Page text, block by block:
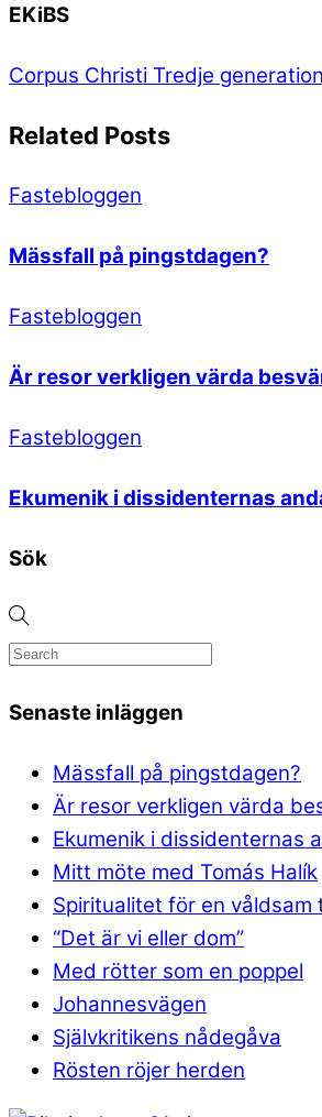
EKiBS
Corpus Christi Tredje
Related Posts
Fastebloggen
Mässfall på pingstdagen?
Fastebloggen
Är resor verkligen värda
Fastebloggen
Ekumenik i dissidenternas
Sök
Senaste inläggen
Mässfall på pingstdagen?
Är resor verkligen värda
Ekumenik i dissidenternas
Mitt möte med Tomás Halík
Spiritualitet för en våldsam
“Det är vi eller dom”
Med rötter som en poppel
Johannesvägen
Självkritikens nådegåva
Rösten röjer herden